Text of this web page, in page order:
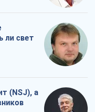
ли свет
(NSJ), а